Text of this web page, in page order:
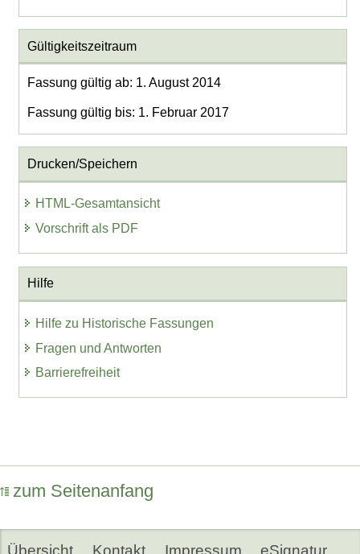
Gültigkeitszeitraum
Fassung gültig ab: 1. August 2014
Fassung gültig bis: 1. Februar 2017
Drucken/Speichern
HTML-Gesamtansicht
Vorschrift als PDF
Hilfe
Hilfe zu Historische Fassungen
Fragen und Antworten
Barrierefreiheit
zum Seitenanfang
Übersicht Kontakt Impressum eSignatur